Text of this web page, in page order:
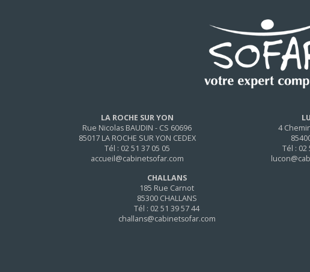
LA ROCHE SUR YON
Rue Nicolas BAUDIN - CS 60696
85017 LA ROCHE SUR YON CEDEX
Tél : 02 51 37 05 05
accueil@cabinetsofar.com
4
Tél : 02
CHALLANS
185 Rue Carnot
85300 CHALLANS
Tél : 02 51 39 57 44
challans@cabinetsofar.com